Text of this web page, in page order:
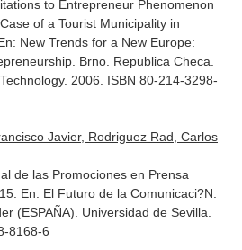
to Entrepreneur Phenomenon
of a Tourist Municipality in
New Trends for a New Europe:
. Brno. Republica Checa.
2006. ISBN 80-214-3298-
Javier, Rodriguez Rad, Carlos
de las Promociones en Prensa
En: El Futuro de la Comunicaci?N
(ESPAÑA). Universidad de Sevilla.
8168-6